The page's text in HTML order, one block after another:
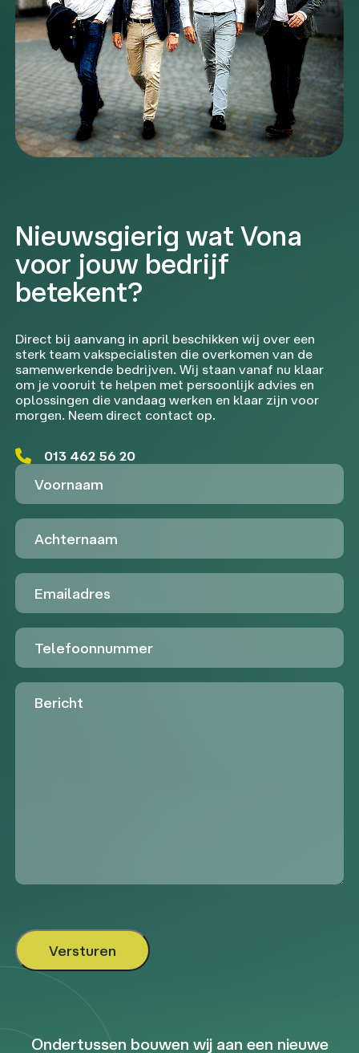
Nieuwsgierig wat Vona
voor jouw bedrijf
betekent?
Direct bij aanvang in april beschikken wij over een
sterk team vakspecialisten die overkomen van de
samenwerkende bedrijven. Wij staan vanaf nu klaar
om je vooruit te helpen met persoonlijk advies en
oplossingen die vandaag werken en klaar zijn voor
morgen. Neem direct contact op.
013 462 56 20
Voornaam
Achternaam
Emailadres
Telefoon
Untitled
Ondertussen bouwen wij aan een nieuwe